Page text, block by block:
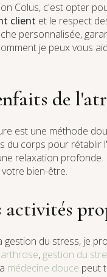
Colus, c'est opter
client et le respect
personnalisée,
je peux vous
de
est une méthode
du corps pour rétablir
relaxation profonde.
bien-être.
gestion du stress, je
, gestion du
médecine douce peut